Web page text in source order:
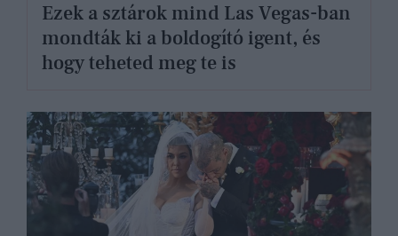
Ezek a sztárok mind Las Vegas-ban
mondták ki a boldogító igent, és
hogy teheted meg te is